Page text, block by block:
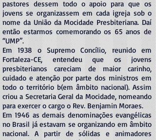
pastores dessem todo o apoio para que os
jovens se organizassem em cada igreja sob o
nome da União da Mocidade Presbiteriana. Daí
então estarmos comemorando os 65 anos de
“UMP”.
Em 1938 o Supremo Concílio, reunido em
Fortaleza-CE, entendeu que os jovens
presbiterianos careciam de maior carinho,
cuidado e atenção por parte dos ministros em
todo o território b(em âmbito nacional). Assim
criou a Secretaria Geral da Mocidade, nomeando
para exercer o cargo o Rev. Benjamin Moraes.
Em 1946 as demais denominações evangélicas
no Brasil já estavam se organizando em âmbito
nacional. A partir de sólidas e animadores